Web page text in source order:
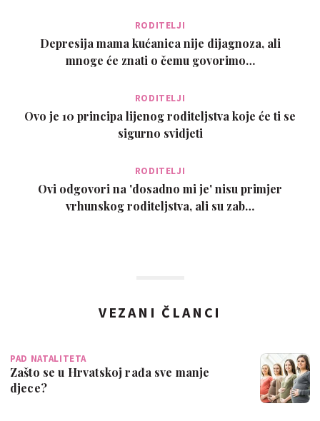
RODITELJI
Depresija mama kućanica nije dijagnoza, ali
mnoge će znati o čemu govorimo…
RODITELJI
Ovo je 10 principa lijenog roditeljstva koje će ti se
sigurno svidjeti
RODITELJI
Ovi odgovori na 'dosadno mi je' nisu primjer
vrhunskog roditeljstva, ali su zab…
VEZANI ČLANCI
PAD NATALITETA
Zašto se u Hrvatskoj rađa sve manje
djece?